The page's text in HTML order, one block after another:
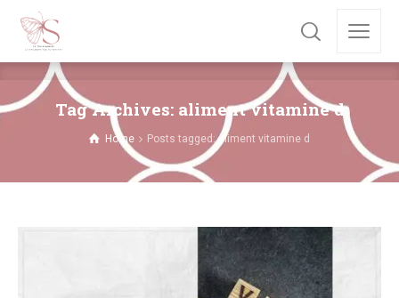
Tag Archives: aliment vitamine d
Home Posts tagged: aliment vitamine d